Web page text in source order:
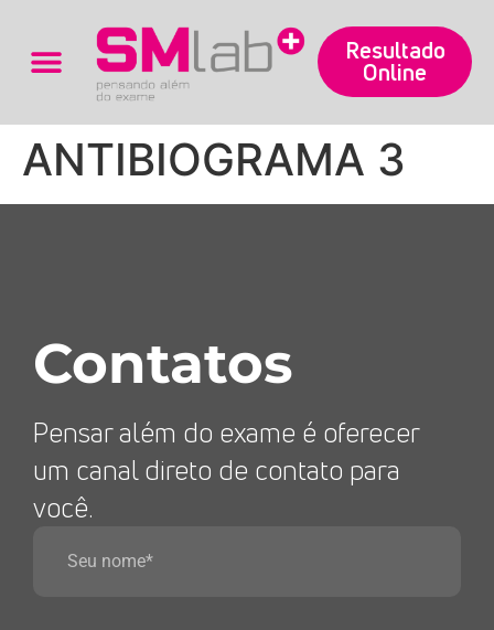
Resultado
Online
ANTIBIOGRAMA 3
Contatos
Pensar além do exame é oferecer
um canal direto de contato para
você.